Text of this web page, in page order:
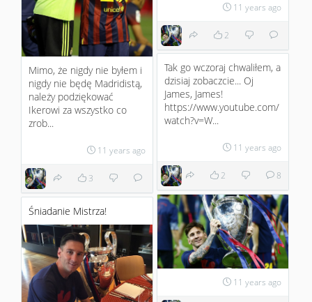
11 years ago
2
Mimo, że nigdy nie byłem i
nigdy nie będę Madridistą,
należy podziękować
Ikerowi za wszystko co
zrob...
11 years ago
3
Tak go wczoraj chwaliłem, a
dzisiaj zobaczcie... Oj
James, James!
https://www.youtube.com/
watch?v=W...
11 years ago
2 8
11 years ago
Śniadanie Mistrza!